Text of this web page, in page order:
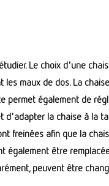
Le choix d'une
maux de dos. La
permet également de
la chaise à la
freinées afin que la
être
peuvent être